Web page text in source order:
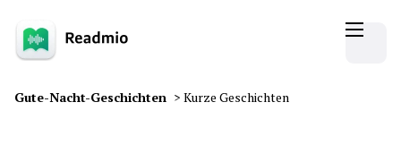
Gute-Nacht-Geschichten > Kurze Geschichten